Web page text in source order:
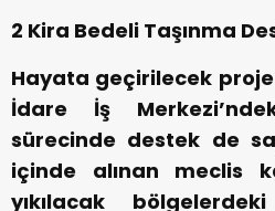
2 Kira Bedeli Taşınma
Hayata geçirilecek
İdare İş
sürecinde destek de
içinde alınan meclis
yıkılacak